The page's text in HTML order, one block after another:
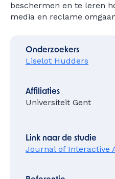
beschermen en te leren
media en reclame
Onderzoekers
Liselot Hudders
Affiliaties
Universiteit Gent
Link naar de studie
Journal of Interactive